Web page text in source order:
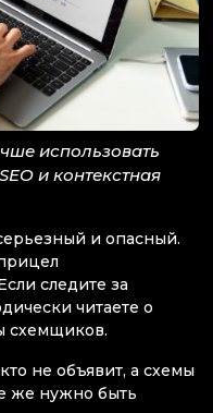
использовать
и контекстная
и опасный.
следите за
читаете о
схемщиков.
не объявит, а схемы
же нужно быть